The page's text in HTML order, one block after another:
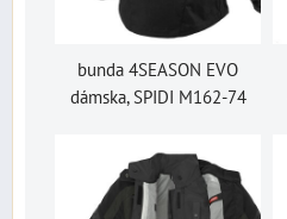
bunda 4SEASON EVO
dámska, SPIDI M162-74